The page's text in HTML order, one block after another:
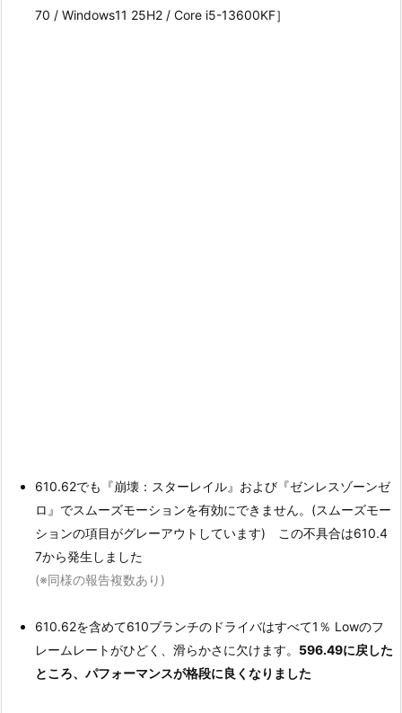
70 / Windows11 25H2 / Core i5-13600KF］
610.62でも『崩壊：スターレイル』および『ゼンレスゾーンゼ
ロ』でスムーズモーションを有効にできません。(スムーズモー
ションの項目がグレーアウトしています) この不具合は610.4
7から発生しました
(※同様の報告複数あり)
610.62を含めて610ブランチのドライバはすべて1％ Lowのフ
レームレートがひどく、滑らかさに欠けます。 596.49に戻した
ところ、パフォーマンスが格段に良くなりました